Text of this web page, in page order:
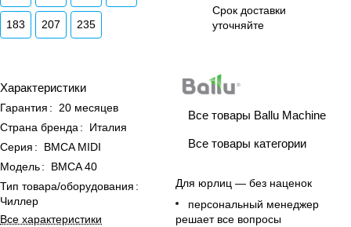
183 207 235
Характеристики
Гарантия :
20 месяцев
Страна бренда :
Италия
Серия :
BMCA MIDI
Модель:
BMCA 40
Тип товара/оборудования :
Чиллер
Все характеристики
Срок доставки
уточняйте
Все товары Ballu Machine
Все товары категории
Для юрлиц — без наценок
персональный менеджер
решает все вопросы